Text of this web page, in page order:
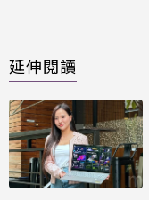
延伸閱讀